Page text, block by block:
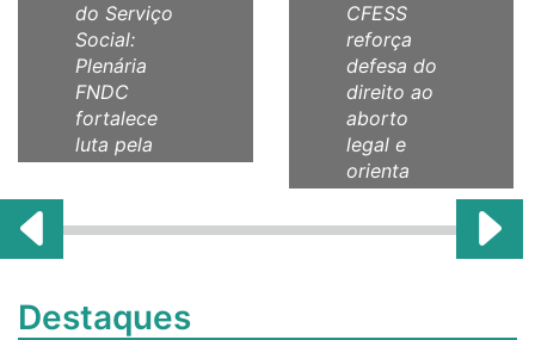
do Serviço
Social:
Plenária
FNDC
fortalece
luta pela
humano!
CFESS
reforça
defesa do
direito ao
aborto
legal e
orienta
com Nota
Destaques